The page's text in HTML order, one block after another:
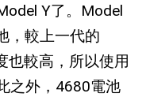
Y了。 Model
，較上一代的
也較高，所以使用
之外， 4680電池